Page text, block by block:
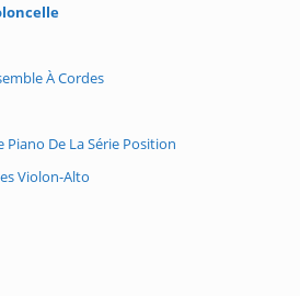
À Cordes
De La Série Position
Violon-Alto